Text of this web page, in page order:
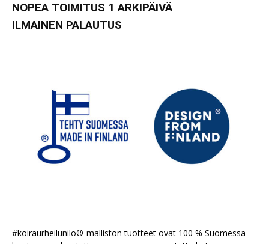
NOPEA TOIMITUS 1 ARKIPÄIVÄ
ILMAINEN PALAUTUS
#koiraurheilunilo®-malliston tuotteet ovat 100 % Suomessa